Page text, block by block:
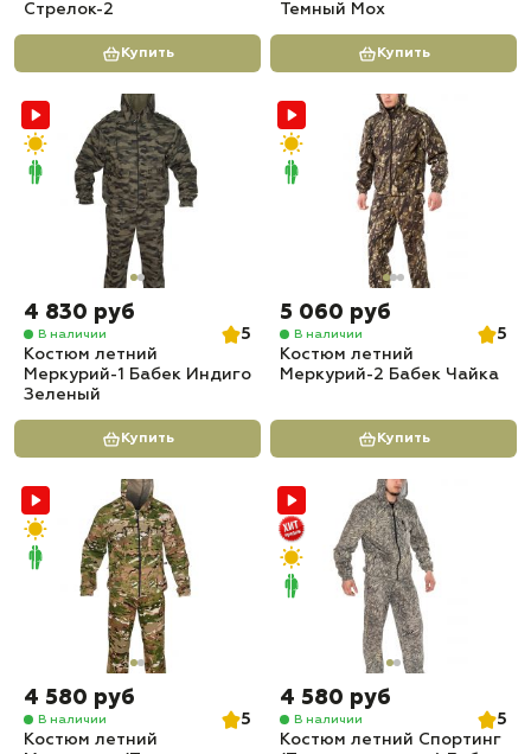
Стрелок-2
Купить
Темный Мох
Купить
4 830 руб
В наличии
5
Костюм летний
Меркурий-1 Бабек Индиго
Зеленый
Купить
5 060 руб
В наличии
5
Костюм летний
Меркурий-2 Бабек Чайка
Купить
4 580 руб
В наличии
5
Костюм летний
4 580 руб
В наличии
5
Костюм летний Спортинг